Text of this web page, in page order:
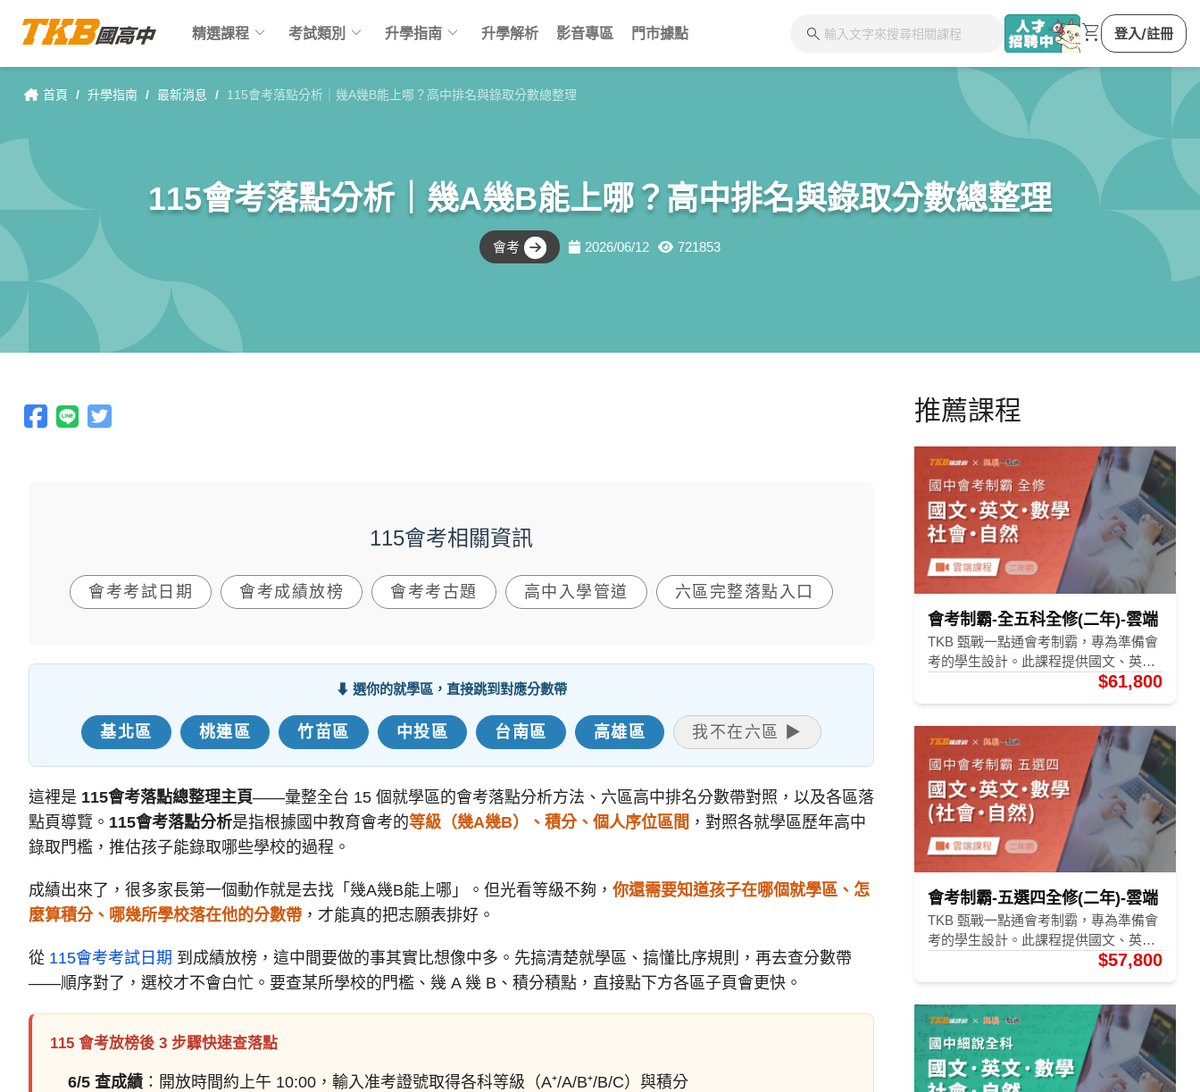
首頁 / 升學指南 / 最新消息 / 115會考落點分析｜幾A幾B能上哪？高中排名與錄取分數總整理
115會考落點分析｜幾A幾B能上哪？高中排名與錄取分數總整理
會考 2026/06/12 721853
115會考相關資訊
會考考試日期 會考成績放榜 會考考古題 高中入學管道 六區完整落點入口
⬇ 選你的就學區，直接跳到對應分數帶
基北區 桃連區 竹苗區 中投區 台南區 高雄區 我不在六區 ▶
這裡是 115會考落點總整理主頁——彙整全台 15 個就學區的會考落點分析方法、六區高中排名分數帶對照，以及各區落
點頁導覽。 115會考落點分析是指根據國中教育會考的等級（幾A幾B）、積分、個人序位區間 ，對照各就學區歷年高中
錄取門檻，推估孩子能錄取哪些學校的過程。
成績出來了，很多家長第一個動作就是去找「幾A幾B能上哪」。但光看等級不夠， 你還需要知道孩子在哪個就學區、怎
麼算積分、哪幾所學校落在他的分數帶 ，才能真的把志願表排好。
從 115會考考試日期 到成績放榜，這中間要做的事其實比想像中多。先搞清楚就學區、搞懂比序規則，再去查分數帶
——順序對了，選校才不會白忙。要查某所學校的門檻、幾 A 幾 B、積分積點，直接點下方各區子頁會更快。
115 會考放榜後 3 步驟快速查落點
6/5 查成績 ：開放時間約上午 10:00，輸入准考證號取得各科等級（A⁺/A/B⁺/B/C）與積分
推薦課程
會考制霸-全五科全修(二年)-雲端
TKB 甄戰一點通會考制霸，專為準備會
考的學生設計。此課程提供國文、英
文、數學、社會或自然科目中任選三科
的核心觀念奠定，幫助學生在短時間內
到最佳會考成績。 備註： 1. 會考制霸-
理化(A)與會考制霸-理化(B)課程內容相
同，物理師資不同 2. 會考制霸-生物(A)
與會考制霸-生物(B)課程內容相同。
$61,800
會考制霸-五選四全修(二年)-雲端
TKB 甄戰一點通會考制霸，專為準備會
考的學生設計。此課程提供國文、英
文、數學、社會或自然科目中任選三科
的核心觀念奠定，幫助學生在短時間內
到最佳會考成績。 備註： 1. 會考制霸-
理化(A)與會考制霸-理化(B)課程內容相
同，物理師資不同 2. 會考制霸-生物(A)
與會考制霸-生物(B)課程內容相同。
$57,800
精選課程 keyboard_arrow_down 考試類別 keyboard_arrow_down 升學指南 keyboard_arrow_down 升學解析 影音專區 門市據點 search shopping_cart 登入/註冊